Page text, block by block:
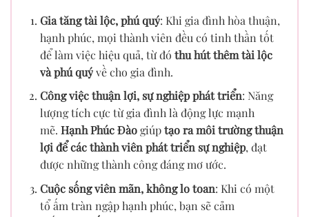
Gia tăng tài lộc, phú quý: Khi gia đình hòa thuận,
hạnh phúc, mọi thành viên đều có tinh thần tốt
để làm việc hiệu quả, từ đó thu hút thêm tài lộc
và phú quývề cho gia đình.
Công việc thuận lợi, sự nghiệp phát triển: Năng
lượng tích cực từ gia đình là động lực mạnh
mẽ. Hạnh Phúc Đàogiúptạo ra môi trường thuận
lợi để các thành viên phát triển sự nghiệp, đạt
được những thành công đáng mơ ước.
Cuộc sống viên mãn, không lo toan: Khi có một
tổ ấm tràn ngập hạnh phúc, bạn sẽ cảm